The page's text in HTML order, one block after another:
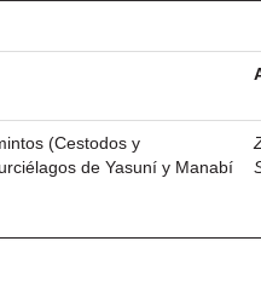
(Cestodos y
de Yasuní y Manabí